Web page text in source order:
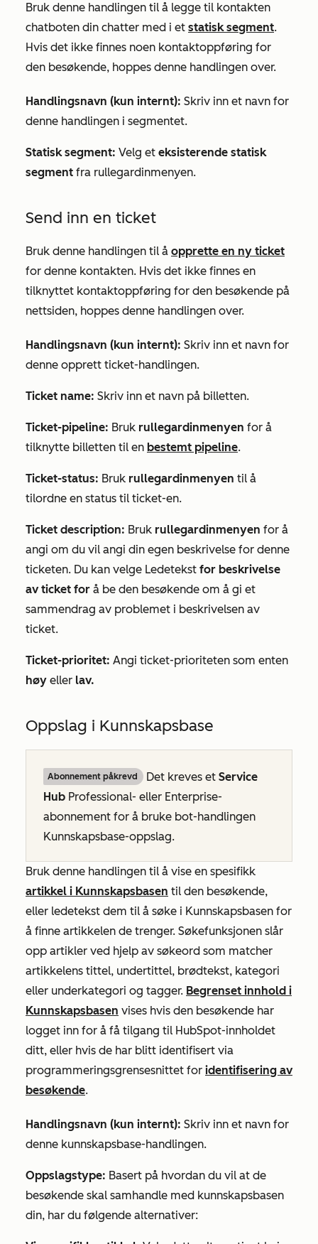
Bruk denne handlingen til å legge til kontakten
chatboten din chatter med i et statisk segment.
Hvis det ikke finnes noen kontaktoppføring for
den besøkende, hoppes denne handlingen over.
Handlingsnavn (kun internt): Skriv inn et navn for
denne handlingen i segmentet.
Statisk segment: Velg et eksisterende statisk
segment fra rullegardinmenyen.
Send inn en ticket
Bruk denne handlingen til å opprette en ny ticket
for denne kontakten. Hvis det ikke finnes en
tilknyttet kontaktoppføring for den besøkende på
nettsiden, hoppes denne handlingen over.
Handlingsnavn (kun internt): Skriv inn et navn for
denne opprett ticket-handlingen.
Ticket name: Skriv inn et navn på billetten.
Ticket-pipeline: Bruk rullegardinmenyen for å
tilknytte billetten til en bestemt pipeline.
Ticket-status: Bruk rullegardinmenyen til å
tilordne en status til ticket-en.
Ticket description: Bruk rullegardinmenyen for å
angi om du vil angi din egen beskrivelse for denne
ticketen. Du kan velge Ledetekst for beskrivelse
av ticket for å be den besøkende om å gi et
sammendrag av problemet i beskrivelsen av
ticket.
Ticket-prioritet: Angi ticket-prioriteten som enten
høy eller lav.
Oppslag i Kunnskapsbase
Abonnement påkrevd Det kreves et Service
Hub Professional- eller Enterprise-
abonnement for å bruke bot-handlingen
Kunnskapsbase-oppslag.
Bruk denne handlingen til å vise en spesifikk
artikkel i Kunnskapsbasen til den besøkende,
eller ledetekst dem til å søke i Kunnskapsbasen for
å finne artikkelen de trenger. Søkefunksjonen slår
opp artikler ved hjelp av søkeord som matcher
artikkelens tittel, undertittel, brødtekst, kategori
eller underkategori og tagger. Begrenset innhold i
Kunnskapsbasen vises hvis den besøkende har
logget inn for å få tilgang til HubSpot-innholdet
ditt, eller hvis de har blitt identifisert via
programmeringsgrensesnittet for identifisering av
besøkende.
Handlingsnavn (kun internt): Skriv inn et navn for
denne kunnskapsbase-handlingen.
Oppslagstype: Basert på hvordan du vil at de
besøkende skal samhandle med kunnskapsbasen
din, har du følgende alternativer: